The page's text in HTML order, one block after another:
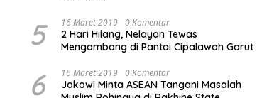
5 16 Maret 2019 0 Komentar
2 Hari Hilang, Nelayan Tewas
Mengambang di Pantai Cipalawah Garut
6 16 Maret 2019 0 Komentar
Jokowi Minta ASEAN Tangani Masalah